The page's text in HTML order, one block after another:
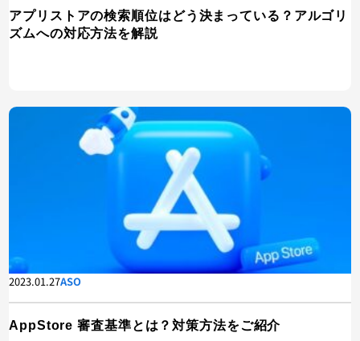
アプリストアの検索順位はどう決まっている？アルゴリ
ズムへの対応方法を解説
2023.01.27ASO
AppStore 審査基準とは？対策方法をご紹介